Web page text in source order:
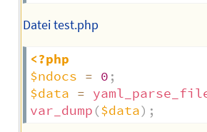
Datei test.php
<?php
$ndocs = 0 ;
$data =
var_dump ($data) ;